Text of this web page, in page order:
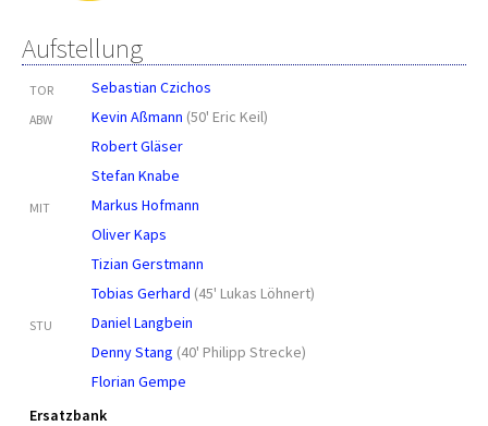
Aufstellung
TOR Sebastian Czichos
ABW Kevin Aßmann (50' Eric Keil)
Robert Gläser
Stefan Knabe
MIT
Markus Hofmann
Oliver Kaps
Tizian Gerstmann
Tobias Gerhard (45' Lukas Löhnert)
STU
Daniel Langbein
Denny Stang (40' Philipp Strecke)
Florian Gempe
Ersatzbank